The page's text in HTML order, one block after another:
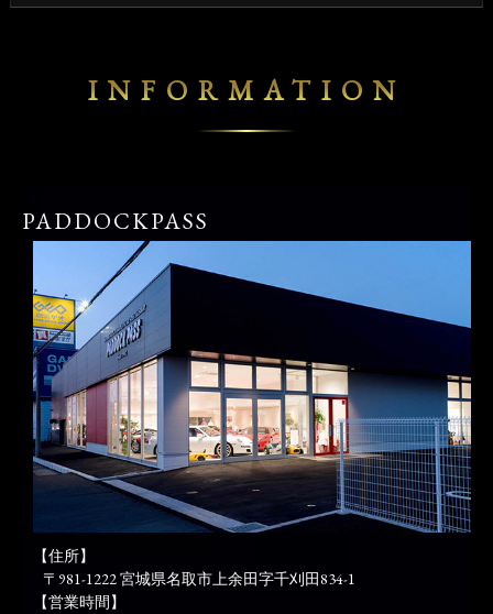
INFORMATION
PADDOCKPASS
【住所】
〒981-1222 宮城県名取市上余田字千刈田834-1
【営業時間】